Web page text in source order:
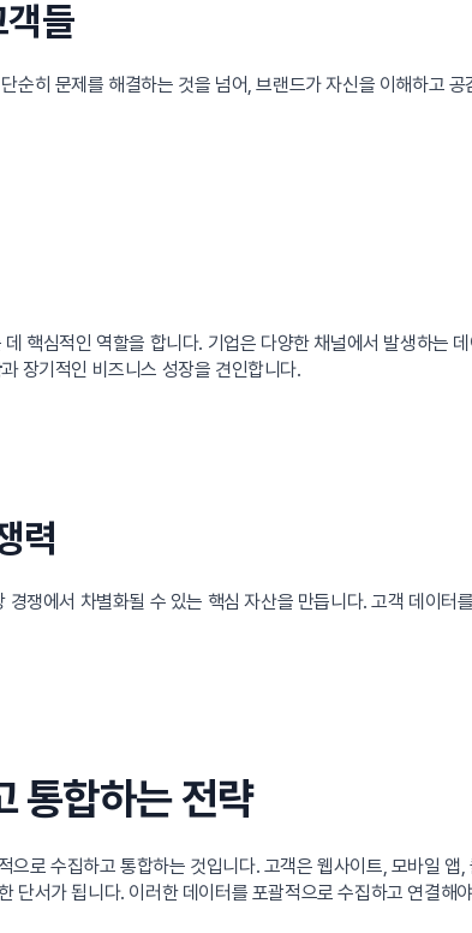
객들
히 문제를 해결하는 것을 넘어, 브랜드가 자신을 이해하고 공
핵심적인 역할을 합니다. 기업은 다양한 채널에서 발생하는
과 장기적인 비즈니스 성장을 견인합니다.
력
쟁에서 차별화될 수 있는 핵심 자산을 만듭니다. 고객 데이터
통합하는 전략
로 수집하고 통합하는 것입니다. 고객은 웹사이트, 모바일
단서가 됩니다. 이러한 데이터를 포괄적으로 수집하고 연결해